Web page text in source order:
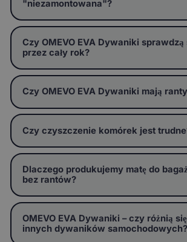
"niezamontowana"?
Czy OMEVO EVA Dywaniki sprawdzą
przez cały rok?
Czy OMEVO EVA Dywaniki mają
Czy czyszczenie komórek jest
Dlaczego produkujemy matę do
bez rantów?
OMEVO EVA Dywaniki – czy różnią
innych dywaników samochodowych?